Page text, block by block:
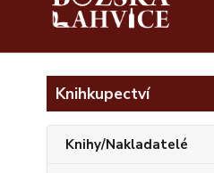
Knihkupectví
Knihy/Nakladatelé